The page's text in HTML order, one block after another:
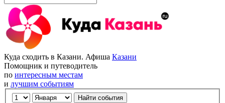
Куда сходить в Казани. Афиша Казани
Помощник и путеводитель
по интересным местам
и лучшим событиям